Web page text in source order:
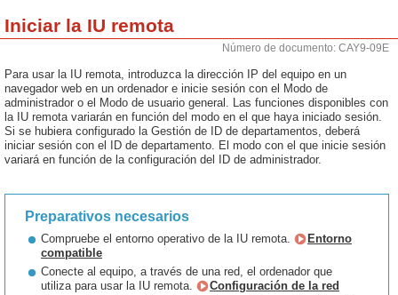
Iniciar la IU remota
Número de documento: CAY9-09E
Para usar la IU remota, introduzca la dirección IP del equipo en un
navegador web en un ordenador e inicie sesión con el Modo de
administrador o el Modo de usuario general. Las funciones disponibles con
la IU remota variarán en función del modo en el que haya iniciado sesión.
Si se hubiera configurado la Gestión de ID de departamentos, deberá
iniciar sesión con el ID de departamento. El modo con el que inicie sesión
variará en función de la configuración del ID de administrador.
Preparativos necesarios
Compruebe el entorno operativo de la IU remota.
Entorno
compatible
Conecte al equipo, a través de una red, el ordenador que
utiliza para usar la IU remota.
Configuración de la red